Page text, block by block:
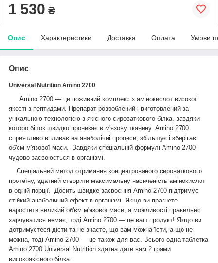
1 530 ₴
Опис Характеристики Доставка Оплата Умови
Опис
Universal Nutrition Amino 2700
Amino 2700 — це поживний комплекс з амінокислот високої
якості з пептидами. Препарат розроблений і виготовлений за
унікальною технологією з якісного сироваткового білка, завдяки
которо білок швидко проникає в м'язову тканину. Amino 2700
сприятливо впливає на анаболічні процеси, збільшує і зберігає
об'єм м'язової маси. Завдяки спеціальній формулі Amino 2700
чудово засвоюється в організмі.
Спеціальний метод отримання концентрованого сироваткового
протеїну, здатний створити максимальну насиченість амінокислот
в одній порції. Досить швидке засвоєння Amino 2700 підтримує
стійкий анаболічний ефект в організмі. Якщо ви прагнете
наростити великий об'єм м'язової маси, а можливості правильно
харчуватися немає, тоді Amino 2700 — це ваш продукт! Якщо ви
дотримуєтеся дієти та не знаєте, що вам можна їсти, а що не
можна, тоді Amino 2700 — це також для вас. Всього одна таблетка
Amino 2700 Universal Nutrition здатна дати вам 2 грами
високоякісного білка.